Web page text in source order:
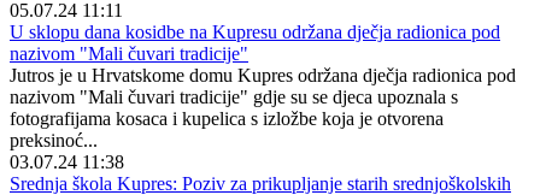
05.07.24 11:11
U sklopu dana kosidbe na Kupresu održana dječja radionica pod
nazivom "Mali čuvari tradicije"
Jutros je u Hrvatskome domu Kupres održana dječja radionica pod
nazivom "Mali čuvari tradicije" gdje su se djeca upoznala s
fotografijama kosaca i kupelica s izložbe koja je otvorena
preksinoć...
03.07.24 11:38
Srednja škola Kupres: Poziv za prikupljanje starih srednjoškolskih